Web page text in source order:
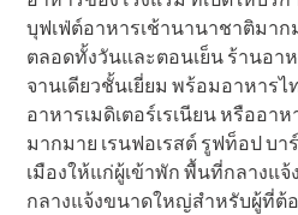
บุฟเฟ่ต์อาหารเช้านานาชาติมาก
ตลอดทั้งวันและตอนเย็น ร้านอา
จานเดียวชั้นเยี่ยม พร้อมอาหาร
อาหารเมดิเตอร์เรเนียน หรืออา
มากมาย เรนฟอเรสต์ รูฟท็อป บ
เมืองให้แก่ผู้เข้าพัก พื้นที่กลางแ
กลางแจ้งขนาดใหญ่สำหรับผู้ที่ต้